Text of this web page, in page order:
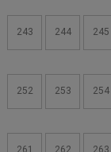
243 244 245
252 253 254
261 262 263